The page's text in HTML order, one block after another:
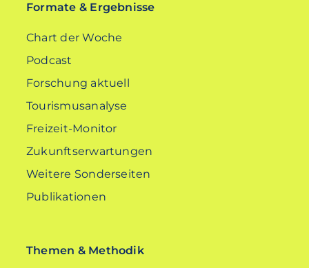
Formate & Ergebnisse
Chart der Woche
Podcast
Forschung aktuell
Tourismusanalyse
Freizeit-Monitor
Zukunftserwartungen
Weitere Sonderseiten
Publikationen
Themen & Methodik